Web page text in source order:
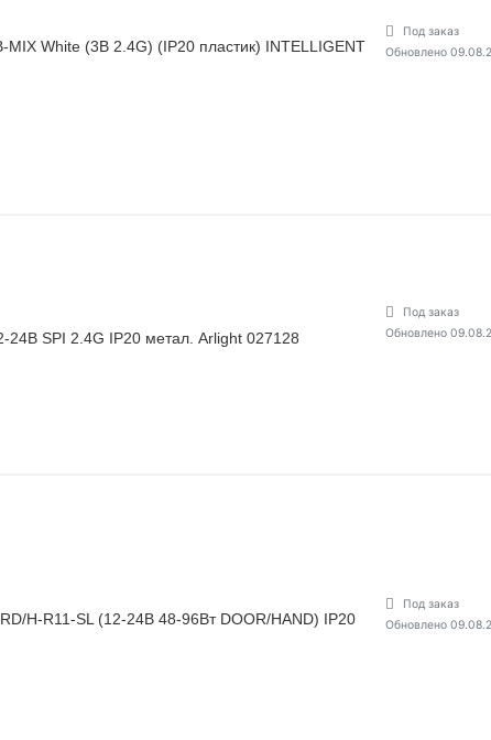
MIX White (3В 2.4G) (IP20 пластик) INTELLIGENT
Под заказ
Обновлено
24В SPI 2.4G IP20 метал. Arlight 027128
Под заказ
Обновлено
H-R11-SL (12-24В 48-96Вт DOOR/HAND) IP20
Под заказ
Обновлено